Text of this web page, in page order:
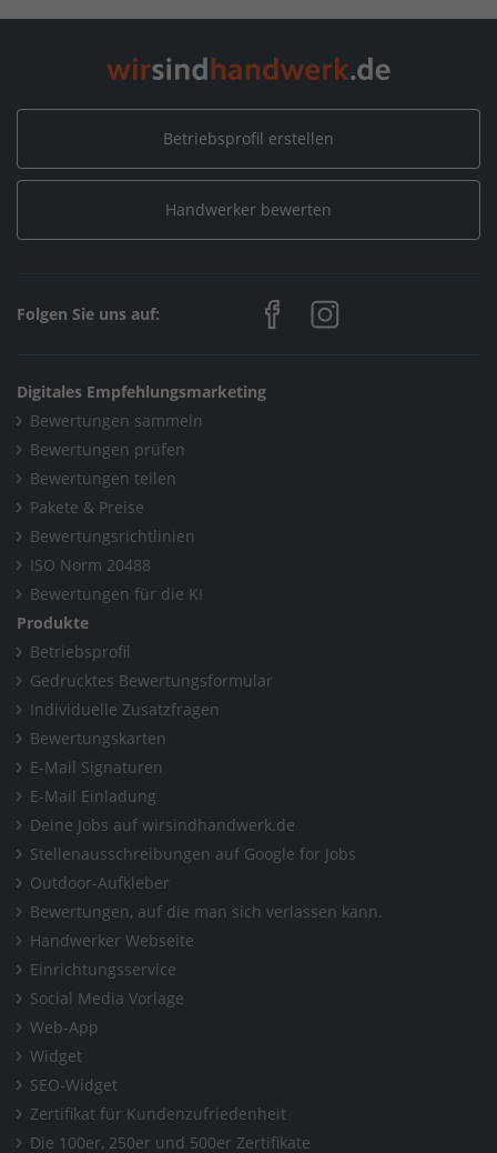
Home / Böden, Parkett, Teppich / Dieter Limberger
Maler, Putz, Stuck & Gips / Dieter Limberger
Home / Baden-Württemberg / Mühlenbach /
Betriebsprofil erstellen
Handwerker bewerten
Folgen Sie uns auf:
Digitales Empfehlungsmarketing
Bewertungen sammeln
Bewertungen prüfen
Bewertungen teilen
Pakete & Preise
Bewertungsrichtlinien
ISO Norm 20488
Bewertungen für die KI
Produkte
Betriebsprofil
Gedrucktes Bewertungsformular
Individuelle Zusatzfragen
Bewertungskarten
E-Mail Signaturen
E-Mail Einladung
Deine Jobs auf wirsindhandwerk.de
Stellenausschreibungen auf Google for Jobs
Outdoor-Aufkleber
Bewertungen, auf die man sich verlassen kann.
Handwerker Webseite
Einrichtungsservice
Social Media Vorlage
Web-App
Widget
SEO-Widget
Zertifikat für Kundenzufriedenheit
Die 100er, 250er und 500er Zertifikate